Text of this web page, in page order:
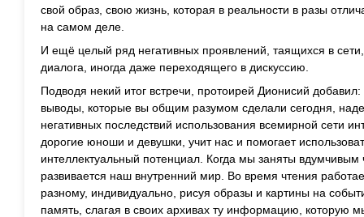
свой образ, свою жизнь, которая в реальности в разы
на самом деле.
И ещё целый ряд негативных проявлений, таящихся в
диалога, иногда даже переходящего в дискуссию.
Подводя некий итог встречи, протоирей Дионисий
выводы, которые вы общим разумом сделали сегодня,
негативных последствий использования всемирной сети
дорогие юноши и девушки, учит нас и помогает
интеллектуальный потенциал. Когда мы заняты
развивается наш внутренний мир. Во время чтения
разному, индивидуально, рисуя образы и картины на
память, слагая в своих архивах ту информацию, которую